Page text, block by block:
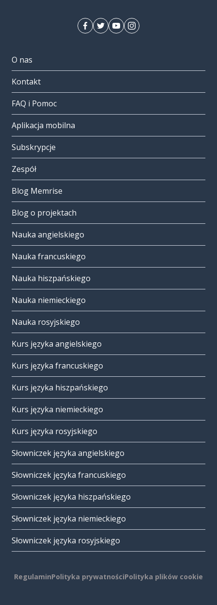
O nas
Kontakt
FAQ i Pomoc
Aplikacja mobilna
Subskrypcje
Zespół
Blog Memrise
Blog o projektach
Nauka angielskiego
Nauka francuskiego
Nauka hiszpańskiego
Nauka niemieckiego
Nauka rosyjskiego
Kurs języka angielskiego
Kurs języka francuskiego
Kurs języka hiszpańskiego
Kurs języka niemieckiego
Kurs języka rosyjskiego
Słowniczek języka angielskiego
Słowniczek języka francuskiego
Słowniczek języka hiszpańskiego
Słowniczek języka niemieckiego
Słowniczek języka rosyjskiego
RegulaminPolityka prywatnościPolityka plików cookie